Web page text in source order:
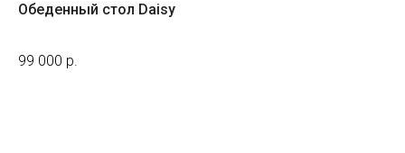
Обеденный стол Daisy
99 000 р.